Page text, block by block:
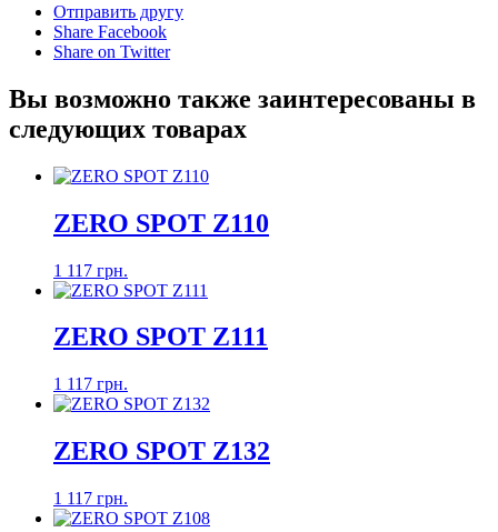
Отправить другу
Share Facebook
Share on Twitter
Вы возможно также заинтересованы в
следующих товарах
ZERO SPOT Z110
1 117 грн.
ZERO SPOT Z111
1 117 грн.
ZERO SPOT Z132
1 117 грн.